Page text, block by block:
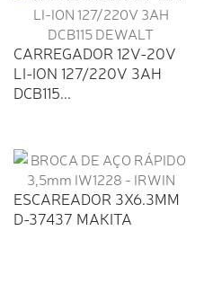
CARREGADOR 12V-20V
LI-ION 127/220V 3AH
DCB115...
ESCAREADOR 3X6.3MM
D-37437 MAKITA